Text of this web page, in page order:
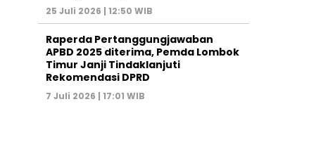
25 Juli 2026 | 12:50 WIB
Raperda Pertanggungjawaban
APBD 2025 diterima, Pemda Lombok
Timur Janji Tindaklanjuti
Rekomendasi DPRD
7 Juli 2026 | 17:01 WIB